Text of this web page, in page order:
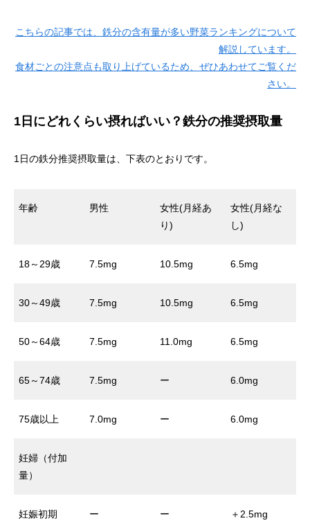
こちらの記事では、鉄分の含有量が多い野菜ランキングについて
解説しています。
食材ごとの注意点も取り上げているため、ぜひあわせてご覧くだ
さい。
1日にどれくらい摂ればいい？鉄分の推奨摂取量
1日の鉄分推奨摂取量は、下表のとおりです。
年齢 男性
女性(月経あ
り)
女性(月経な
し)
18～29歳 7.5mg 10.5mg 6.5mg
30～49歳 7.5mg 10.5mg 6.5mg
50～64歳 7.5mg 11.0mg 6.5mg
65～74歳 7.5mg ー 6.0mg
75歳以上 7.0mg ー 6.0mg
妊婦（付加
量）
妊娠初期 ー ー ＋2.5mg